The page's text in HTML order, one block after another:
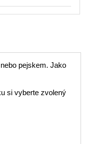
pejskem. Jako
si vyberte zvolený